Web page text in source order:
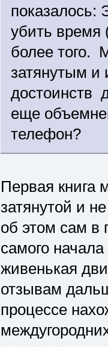
показалось:
убить время
более того.
затянутым
достоинств
еще
телефон?
Первая книга
затянутой и
об этом сам в
самого
живенькая
отзывам
процессе